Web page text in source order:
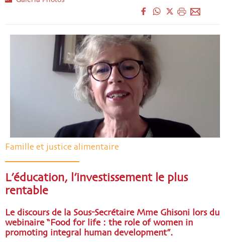
Famille et justice alimentaire
L’éducation, l’investissement le plus
rentable
Le discours de la Sous-Secrétaire Mme Ghisoni lors du
webinaire “Food for life : the role of women in
promoting integral human development”.